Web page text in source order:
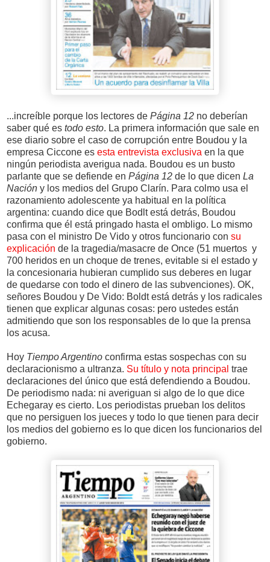
...increíble porque los lectores de Página 12 no deberían
saber qué es todo esto. La primera información que sale en
ese diario sobre el caso de corrupción entre Boudou y la
empresa Ciccone es esta entrevista exclusiva en la que
ningún periodista averigua nada. Boudou es un busto
parlante que se defiende en Página 12 de lo que dicen La
Nación y los medios del Grupo Clarín. Para colmo usa el
razonamiento adolescente ya habitual en la política
argentina: cuando dice que Bodlt está detrás, Boudou
confirma que él está pringado hasta el ombligo. Lo mismo
pasa con el ministro De Vido y otros funcionario con su
explicación de la tragedia/masacre de Once (51 muertos y
700 heridos en un choque de trenes, evitable si el estado y
la concesionaria hubieran cumplido sus deberes en lugar
de quedarse con todo el dinero de las subvenciones). OK,
señores Boudou y De Vido: Boldt está detrás y los radicales
tienen que explicar algunas cosas: pero ustedes están
admitiendo que son los responsables de lo que la prensa
los acusa.
Hoy Tiempo Argentino confirma estas sospechas con su
declaracionismo a ultranza. Su título y nota principal trae
declaraciones del único que está defendiendo a Boudou.
De periodismo nada: ni averiguan si algo de lo que dice
Echegaray es cierto. Los periodistas prueban los delitos
que no persiguen los jueces y todo lo que tienen para decir
los medios del gobierno es lo que dicen los funcionarios del
gobierno.